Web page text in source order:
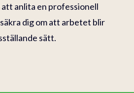
anlita en professionell
dig om att arbetet blir
sätt.